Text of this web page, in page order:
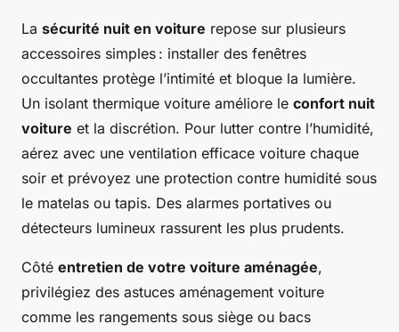
La sécurité nuit en voiture repose sur plusieurs
accessoires simples : installer des fenêtres
occultantes protège l’intimité et bloque la lumière.
Un isolant thermique voiture améliore le confort nuit
voiture et la discrétion. Pour lutter contre l’humidité,
aérez avec une ventilation efficace voiture chaque
soir et prévoyez une protection contre humidité sous
le matelas ou tapis. Des alarmes portatives ou
détecteurs lumineux rassurent les plus prudents.
Côté entretien de votre voiture aménagée,
privilégiez des astuces aménagement voiture
comme les rangements sous siège ou bacs